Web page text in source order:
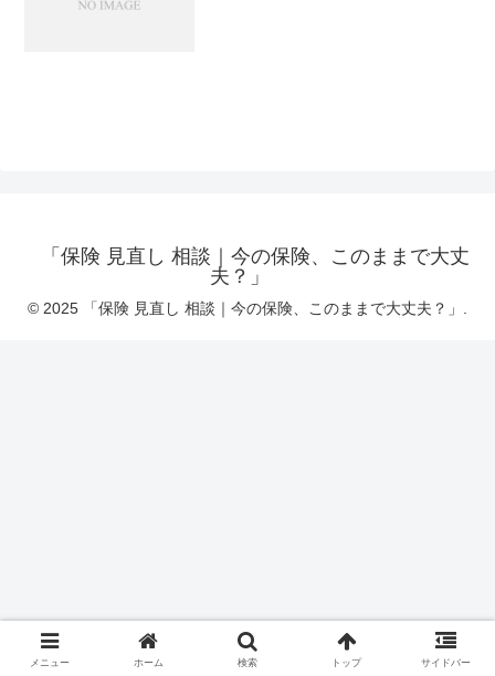
「保険 見直し 相談｜今の保険、このままで大丈
夫？」
© 2025 「保険 見直し 相談｜今の保険、このままで大丈夫？」.
メニュー ホーム 検索 トップ サイドバー